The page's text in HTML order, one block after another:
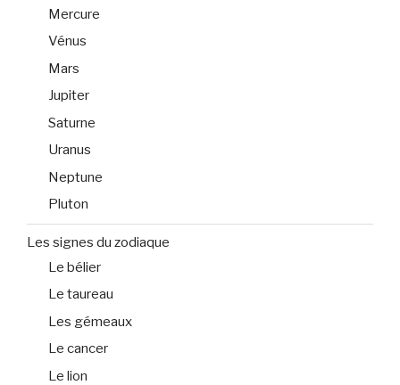
Mercure
Vénus
Mars
Jupiter
Saturne
Uranus
Neptune
Pluton
Les signes du zodiaque
Le bélier
Le taureau
Les gémeaux
Le cancer
Le lion